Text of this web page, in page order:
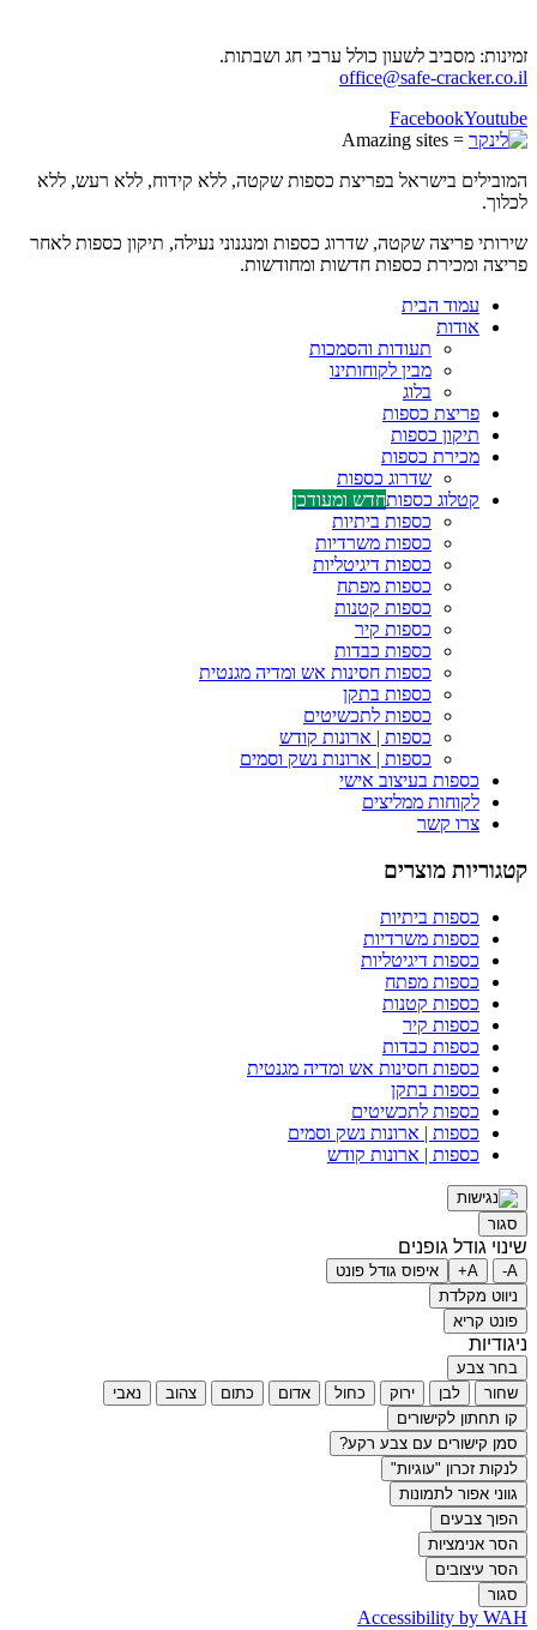
זמינות: מסביב לשעון כולל ערבי חג ושבתות.
office@safe-cracker.co.il
FacebookYoutube
= Amazing sites
המובילים בישראל בפריצת כספות שקטה, ללא קידוח, ללא רעש, ללא
לכלוך.
שירותי פריצה שקטה, שדרוג כספות ומנגנוני נעילה, תיקון כספות לאחר
פריצה ומכירת כספות חדשות ומחודשות.
עמוד הבית
אודות
תעודות והסמכות
מבין לקוחותינו
בלוג
פריצת כספות
תיקון כספות
מכירת כספות
שדרוג כספות
קטלוג כספותחדש ומעודכן
כספות ביתיות
כספות משרדיות
כספות דיגיטליות
כספות מפתח
כספות קטנות
כספות קיר
כספות כבדות
כספות חסינות אש ומדיה מגנטית
כספות בתקן
כספות לתכשיטים
כספות | ארונות קודש
כספות | ארונות נשק וסמים
כספות בעיצוב אישי
לקוחות ממליצים
צרו קשר
קטגוריות מוצרים
כספות ביתיות
כספות משרדיות
כספות דיגיטליות
כספות מפתח
כספות קטנות
כספות קיר
כספות כבדות
כספות חסינות אש ומדיה מגנטית
כספות בתקן
כספות לתכשיטים
כספות | ארונות נשק וסמים
כספות | ארונות קודש
סגור
שינוי גודל גופנים
A-
A+
איפוס גודל פונט
ניווט מקלדת
פונט קריא
ניגודיות
בחר צבע
שחור
לבן ירוק כחול אדום כתום צהוב
נאבי
קו תחתון לקישורים
סמן קישורים עם צבע רקע?
לנקות זכרון "עוגיות"
גווני אפור לתמונות
הפוך צבעים
הסר אנימציות
הסר עיצובים
סגור
Accessibility by WAH